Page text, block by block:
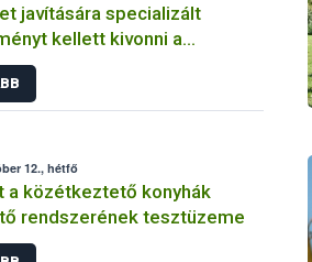
javítására specializált
kellett kivonni a
12., hétfő
a közétkeztető konyhák
rendszerének tesztüzeme